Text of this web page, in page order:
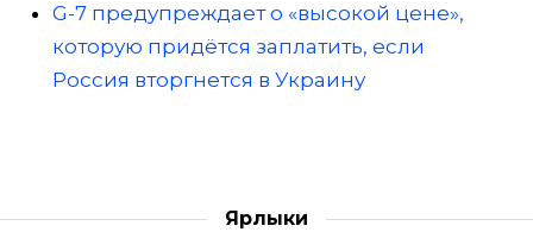
G-7 предупреждает о «высокой цене»,
которую придётся заплатить, если
Россия вторгнется в Украину
Ярлыки